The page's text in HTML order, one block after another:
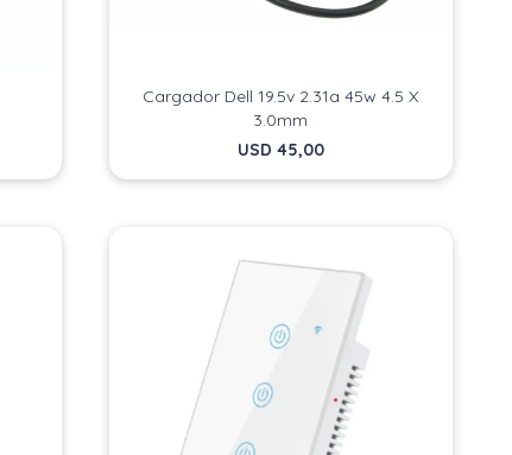
Cargador Dell 19.5v 2.31a 45w 4.5 X
3.0mm
USD 45,00